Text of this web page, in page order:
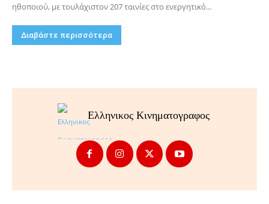
ηθοποιού, με τουλάχιστον 207 ταινίες στο ενεργητικό...
Διαβάστε περισσότερα
Ελληνικος Κινηματογραφος